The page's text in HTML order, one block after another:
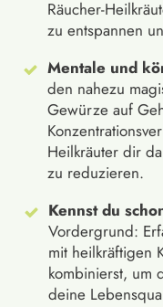
Räucher-
zu entspannen
Mentale und
den nahezu
Gewürze auf
Heilkräuter dir
zu reduzieren.
Kennst du
Vordergrund:
mit heilkräftigen
kombinierst, um
deine